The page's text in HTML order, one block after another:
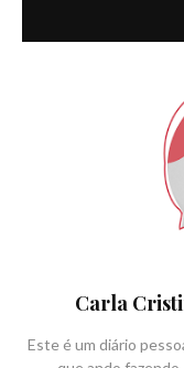
Carla
Este é um diário